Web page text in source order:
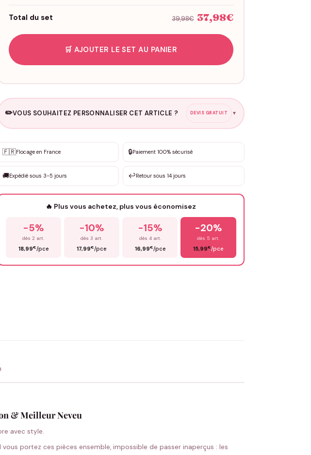
Total du set 39,98€ 37,98€
🛒 AJOUTER LE SET AU PANIER
✏️VOUS SOUHAITEZ PERSONNALISER CET ARTICLE ? DEVIS GRATUIT ▼
✨ Personnalisation sur mesure
DEVIS GRATUIT · Personnalisation de 3 à 10€ selon la demande
Que souhaitez-vous ?
🇫🇷Flocage en France 🔒Paiement 100% sécurisé
🚚Expédié sous 3-5 jours ↩️Retour sous 14 jours
🔥 Plus vous achetez, plus vous économisez
-5%
dès 2 art.
18,99€/pce
-10%
dès 3 art.
17,99€/pce
-15%
dès 4 art.
16,99€/pce
-20%
dès 5 art.
15,99€/pce
& Meilleur Neveu
avec style.
portez ces pièces ensemble, impossible de passer inaperçus : les